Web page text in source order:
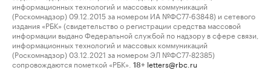
информационных технологий и массовых коммуникаций
(Роскомнадзор) 09.12.2015 за номером ИА №ФС77-63848) и сетевого
издания «РБК» (свидетельство о регистрации средства массовой
информации выдано Федеральной службой по надзору в сфере связи,
информационных технологий и массовых коммуникаций
(Роскомнадзор) 03.12.2021 за номером ЭЛ №ФС77-82385)
сопровождаются пометкой «РБК».
18+ letters@rbc.ru